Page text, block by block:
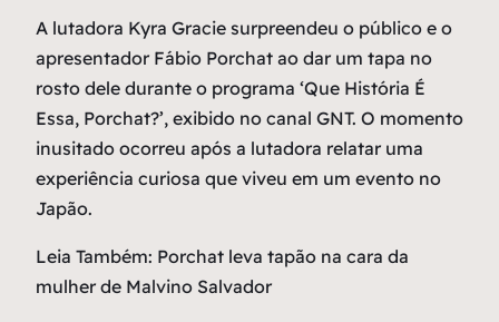
A lutadora Kyra Gracie surpreendeu o público e o
apresentador Fábio Porchat ao dar um tapa no
rosto dele durante o programa ‘Que História É
Essa, Porchat?’, exibido no canal GNT. O momento
inusitado ocorreu após a lutadora relatar uma
experiência curiosa que viveu em um evento no
Japão.
Leia Também: Porchat leva tapão na cara da
mulher de Malvino Salvador